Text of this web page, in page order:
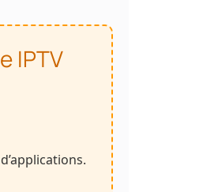
IPTV